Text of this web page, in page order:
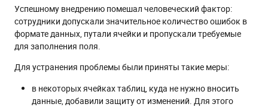
Успешному внедрению помешал человеческий фактор:
сотрудники допускали значительное количество ошибок в
формате данных, путали ячейки и пропускали требуемые
для заполнения поля.
Для устранения проблемы были приняты такие меры:
в некоторых ячейках таблиц, куда не нужно вносить
данные, добавили защиту от изменений. Для этого